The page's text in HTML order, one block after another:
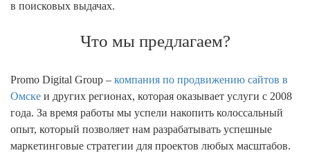
в поисковых выдачах.
Что мы предлагаем?
Promo Digital Group – компания по продвижению сайтов в
Омске и других регионах, которая оказывает услуги с 2008
года. За время работы мы успели накопить колоссальный
опыт, который позволяет нам разрабатывать успешные
маркетинговые стратегии для проектов любых масштабов.